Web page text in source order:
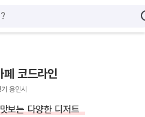
페 코드라인
용인시
보는 다양한 디저트